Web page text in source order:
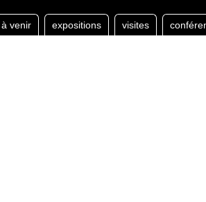
à venir expositions visites